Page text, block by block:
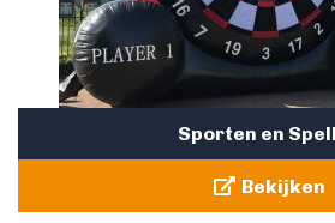
Sporten en
Bekijken